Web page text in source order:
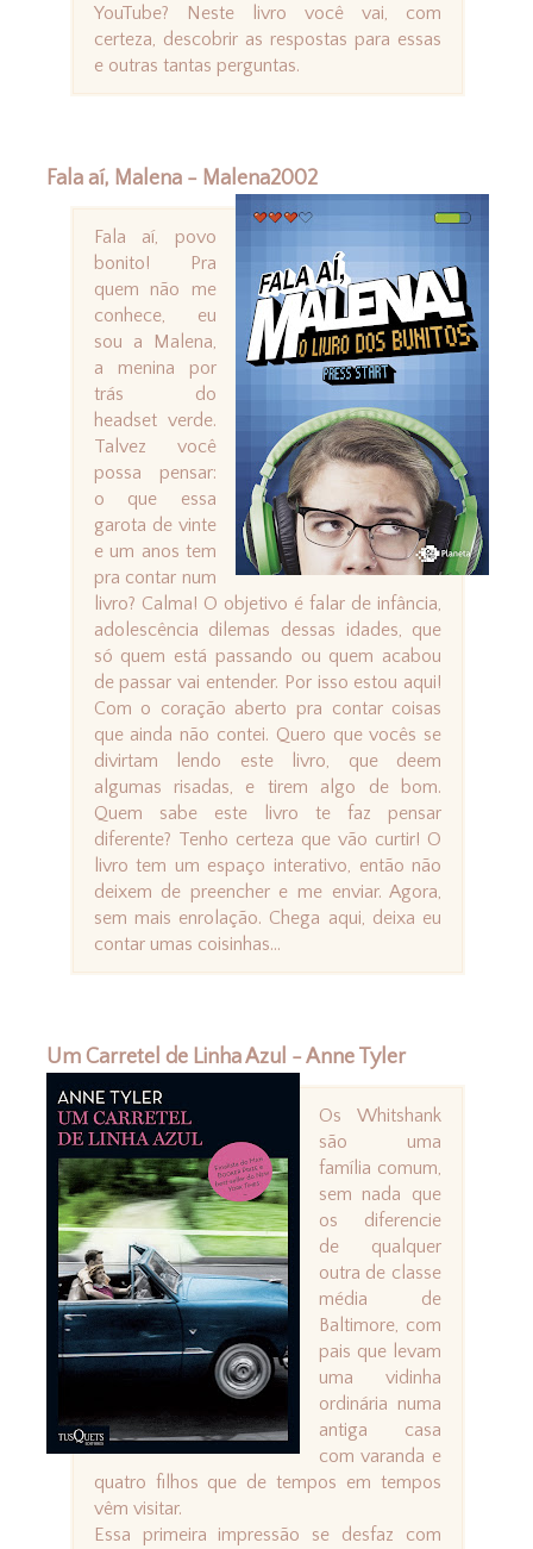
YouTube? Neste livro você vai, com
certeza, descobrir as respostas para essas
e outras tantas perguntas.
Fala aí, Malena - Malena2002
Fala aí, povo
bonito! Pra
quem não me
conhece, eu
sou a Malena,
a menina por
trás do
headset verde.
Talvez você
possa pensar:
o que essa
garota de vinte
e um anos tem
pra contar num
livro? Calma! O objetivo é falar de infância,
adolescência dilemas dessas idades, que
só quem está passando ou quem acabou
de passar vai entender. Por isso estou aqui!
Com o coração aberto pra contar coisas
que ainda não contei. Quero que vocês se
divirtam lendo este livro, que deem
algumas risadas, e tirem algo de bom.
Quem sabe este livro te faz pensar
diferente? Tenho certeza que vão curtir! O
livro tem um espaço interativo, então não
deixem de preencher e me enviar. Agora,
sem mais enrolação. Chega aqui, deixa eu
contar umas coisinhas...
Um Carretel de Linha Azul - Anne Tyler
Os Whitshank
são uma
família comum,
sem nada que
os diferencie
de qualquer
outra de classe
média de
Baltimore, com
pais que levam
uma vidinha
ordinária numa
antiga casa
com varanda e
quatro filhos que de tempos em tempos
vêm visitar.
Essa primeira impressão se desfaz com